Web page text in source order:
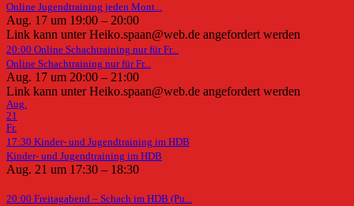
Online Jugendtraining jeden Mont...
Aug. 17 um 19:00 – 20:00
Link kann unter Heiko.spaan@web.de angefordert werden
20:00 Online Schachtraining nur für Fr...
Online Schachtraining nur für Fr...
Aug. 17 um 20:00 – 21:00
Link kann unter Heiko.spaan@web.de angefordert werden
Aug.
21
Fr.
17:30 Kinder- und Jugendtraining im HDB
Kinder- und Jugendtraining im HDB
Aug. 21 um 17:30 – 18:30
20:00 Freitagabend – Schach im HDB (Pu...